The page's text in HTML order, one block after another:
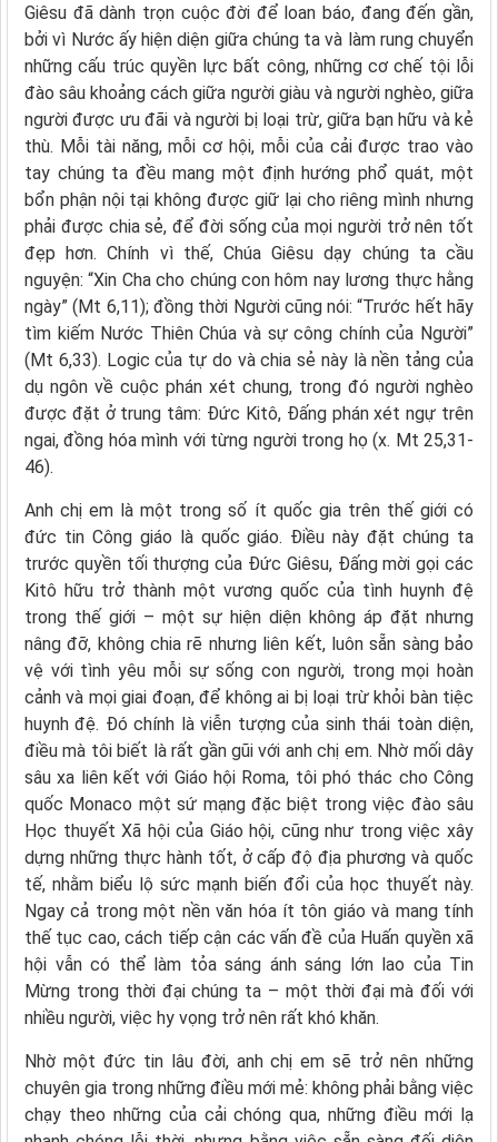
Giêsu đã dành trọn cuộc đời để loan báo, đang đến gần,
bởi vì Nước ấy hiện diện giữa chúng ta và làm rung chuyển
những cấu trúc quyền lực bất công, những cơ chế tội lỗi
đào sâu khoảng cách giữa người giàu và người nghèo, giữa
người được ưu đãi và người bị loại trừ, giữa bạn hữu và kẻ
thù. Mỗi tài năng, mỗi cơ hội, mỗi của cải được trao vào
tay chúng ta đều mang một định hướng phổ quát, một
bổn phận nội tại không được giữ lại cho riêng mình nhưng
phải được chia sẻ, để đời sống của mọi người trở nên tốt
đẹp hơn. Chính vì thế, Chúa Giêsu dạy chúng ta cầu
nguyện: “Xin Cha cho chúng con hôm nay lương thực hằng
ngày” (Mt 6,11); đồng thời Người cũng nói: “Trước hết hãy
tìm kiếm Nước Thiên Chúa và sự công chính của Người”
(Mt 6,33). Logic của tự do và chia sẻ này là nền tảng của
dụ ngôn về cuộc phán xét chung, trong đó người nghèo
được đặt ở trung tâm: Đức Kitô, Đấng phán xét ngự trên
ngai, đồng hóa mình với từng người trong họ (x. Mt 25,31-
46).
Anh chị em là một trong số ít quốc gia trên thế giới có
đức tin Công giáo là quốc giáo. Điều này đặt chúng ta
trước quyền tối thượng của Đức Giêsu, Đấng mời gọi các
Kitô hữu trở thành một vương quốc của tình huynh đệ
trong thế giới – một sự hiện diện không áp đặt nhưng
nâng đỡ, không chia rẽ nhưng liên kết, luôn sẵn sàng bảo
vệ với tình yêu mỗi sự sống con người, trong mọi hoàn
cảnh và mọi giai đoạn, để không ai bị loại trừ khỏi bàn tiệc
huynh đệ. Đó chính là viễn tượng của sinh thái toàn diện,
điều mà tôi biết là rất gần gũi với anh chị em. Nhờ mối dây
sâu xa liên kết với Giáo hội Roma, tôi phó thác cho Công
quốc Monaco một sứ mạng đặc biệt trong việc đào sâu
Học thuyết Xã hội của Giáo hội, cũng như trong việc xây
dựng những thực hành tốt, ở cấp độ địa phương và quốc
tế, nhằm biểu lộ sức mạnh biến đổi của học thuyết này.
Ngay cả trong một nền văn hóa ít tôn giáo và mang tính
thế tục cao, cách tiếp cận các vấn đề của Huấn quyền xã
hội vẫn có thể làm tỏa sáng ánh sáng lớn lao của Tin
Mừng trong thời đại chúng ta – một thời đại mà đối với
nhiều người, việc hy vọng trở nên rất khó khăn.
Nhờ một đức tin lâu đời, anh chị em sẽ trở nên những
chuyên gia trong những điều mới mẻ: không phải bằng việc
chạy theo những của cải chóng qua, những điều mới lạ